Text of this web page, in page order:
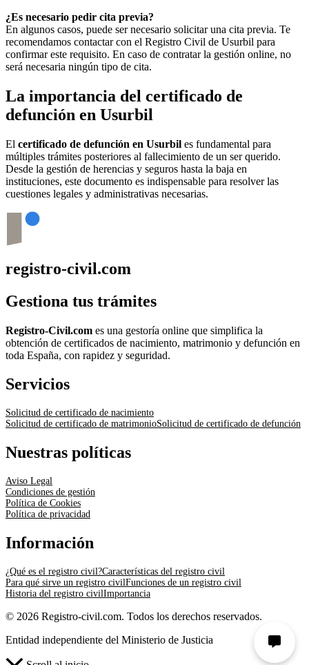
¿Es necesario pedir cita previa?
En algunos casos, puede ser necesario solicitar una cita previa. Te
recomendamos contactar con el Registro Civil de Usurbil para
confirmar este requisito. En caso de contratar la gestión online, no
será necesaria ningún tipo de cita.
La importancia del certificado de
defunción en Usurbil
El certificado de defunción en Usurbil es fundamental para
múltiples trámites posteriores al fallecimiento de un ser querido.
Desde la gestión de herencias y seguros hasta la baja en
instituciones, este documento es indispensable para resolver las
cuestiones legales y administrativas necesarias.
registro-civil.com
Gestiona tus trámites
Registro-Civil.com es una gestoría online que simplifica la
obtención de certificados de nacimiento, matrimonio y defunción en
toda España, con rapidez y seguridad.
Servicios
Solicitud de certificado de nacimiento
Solicitud de certificado de matrimonioSolicitud de certificado de defunción
Nuestras políticas
Aviso Legal
Condiciones de gestión
Política de Cookies
Política de privacidad
Información
¿Qué es el registro civil?Características del registro civil
Para qué sirve un registro civilFunciones de un registro civil
Historia del registro civilImportancia
© 2026 Registro-civil.com. Todos los derechos reservados.
Entidad independiente del Ministerio de Justicia